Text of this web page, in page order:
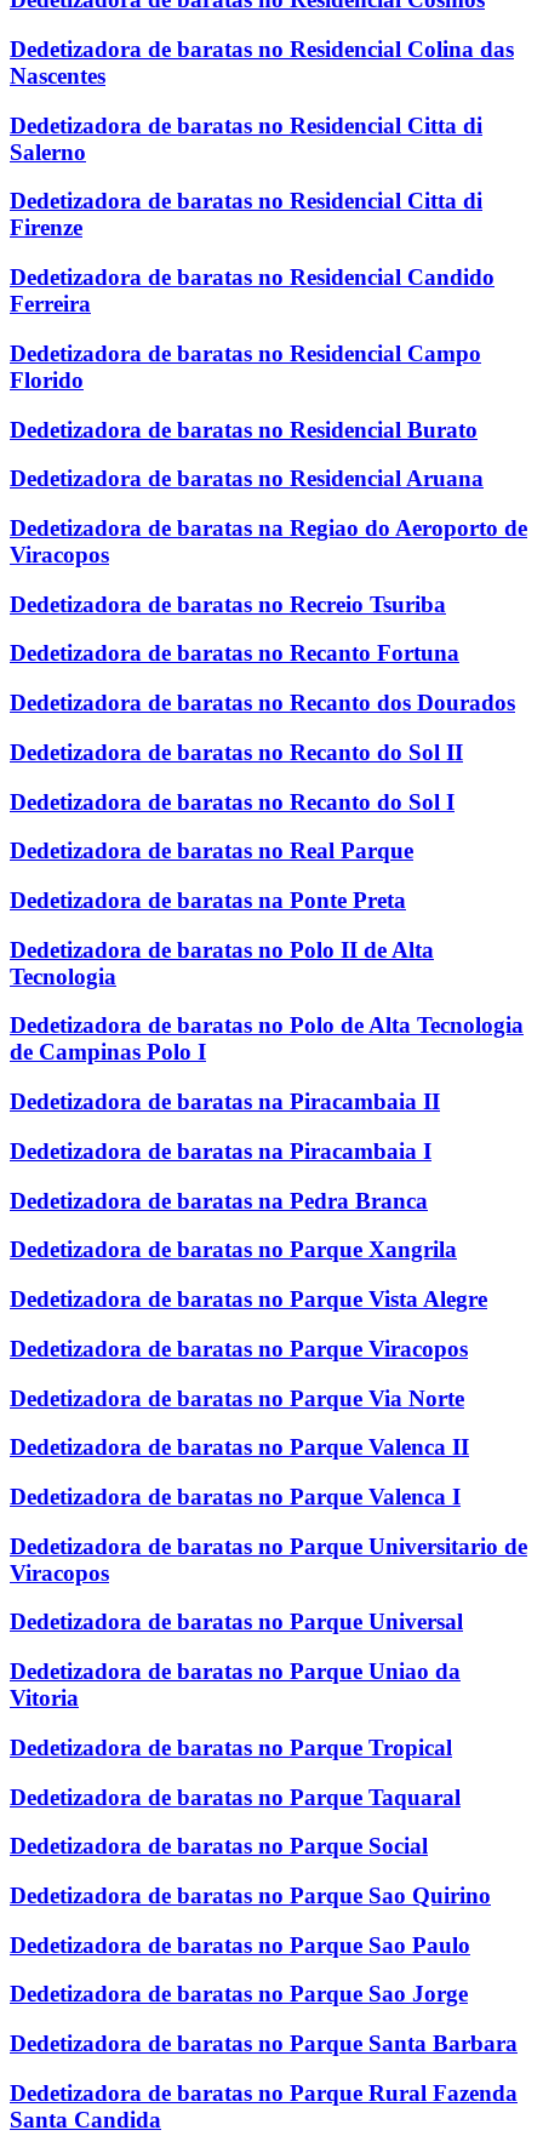
Dedetizadora de baratas no Residencial Colina das
Nascentes
Dedetizadora de baratas no Residencial Citta di
Salerno
Dedetizadora de baratas no Residencial Citta di
Firenze
Dedetizadora de baratas no Residencial Candido
Ferreira
Dedetizadora de baratas no Residencial Campo
Florido
Dedetizadora de baratas no Residencial Burato
Dedetizadora de baratas no Residencial Aruana
Dedetizadora de baratas na Regiao do Aeroporto de
Viracopos
Dedetizadora de baratas no Recreio Tsuriba
Dedetizadora de baratas no Recanto Fortuna
Dedetizadora de baratas no Recanto dos Dourados
Dedetizadora de baratas no Recanto do Sol II
Dedetizadora de baratas no Recanto do Sol I
Dedetizadora de baratas no Real Parque
Dedetizadora de baratas na Ponte Preta
Dedetizadora de baratas no Polo II de Alta
Tecnologia
Dedetizadora de baratas no Polo de Alta Tecnologia
de Campinas Polo I
Dedetizadora de baratas na Piracambaia II
Dedetizadora de baratas na Piracambaia I
Dedetizadora de baratas na Pedra Branca
Dedetizadora de baratas no Parque Xangrila
Dedetizadora de baratas no Parque Vista Alegre
Dedetizadora de baratas no Parque Viracopos
Dedetizadora de baratas no Parque Via Norte
Dedetizadora de baratas no Parque Valenca II
Dedetizadora de baratas no Parque Valenca I
Dedetizadora de baratas no Parque Universitario de
Viracopos
Dedetizadora de baratas no Parque Universal
Dedetizadora de baratas no Parque Uniao da
Vitoria
Dedetizadora de baratas no Parque Tropical
Dedetizadora de baratas no Parque Taquaral
Dedetizadora de baratas no Parque Social
Dedetizadora de baratas no Parque Sao Quirino
Dedetizadora de baratas no Parque Sao Paulo
Dedetizadora de baratas no Parque Sao Jorge
Dedetizadora de baratas no Parque Santa Barbara
Dedetizadora de baratas no Parque Rural Fazenda
Santa Candida